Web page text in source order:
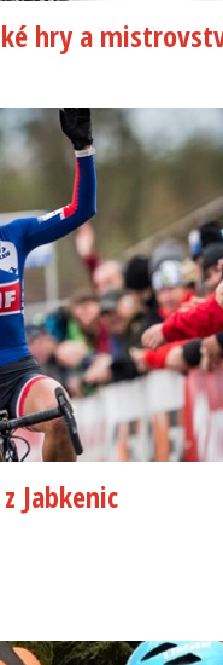
hry a
Jabkenic